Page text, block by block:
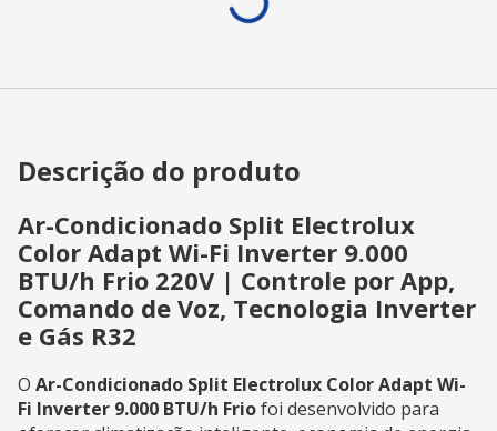
Descrição do produto
Ar-Condicionado Split Electrolux
Color Adapt Wi-Fi Inverter 9.000
BTU/h Frio 220V | Controle por App,
Comando de Voz, Tecnologia Inverter
e Gás R32
O Ar-Condicionado Split Electrolux Color Adapt Wi-
Fi Inverter 9.000 BTU/h Friofoi desenvolvido para